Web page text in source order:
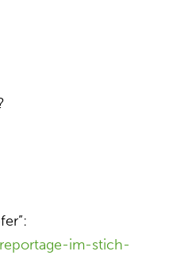
im-stich-